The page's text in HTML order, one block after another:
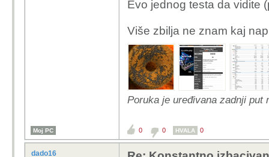
Evo jednog testa da vidite
Više zbilja ne znam kaj
Poruka je uređivana zadnji put
Moj PC 0 0 HVALA 0
dado16